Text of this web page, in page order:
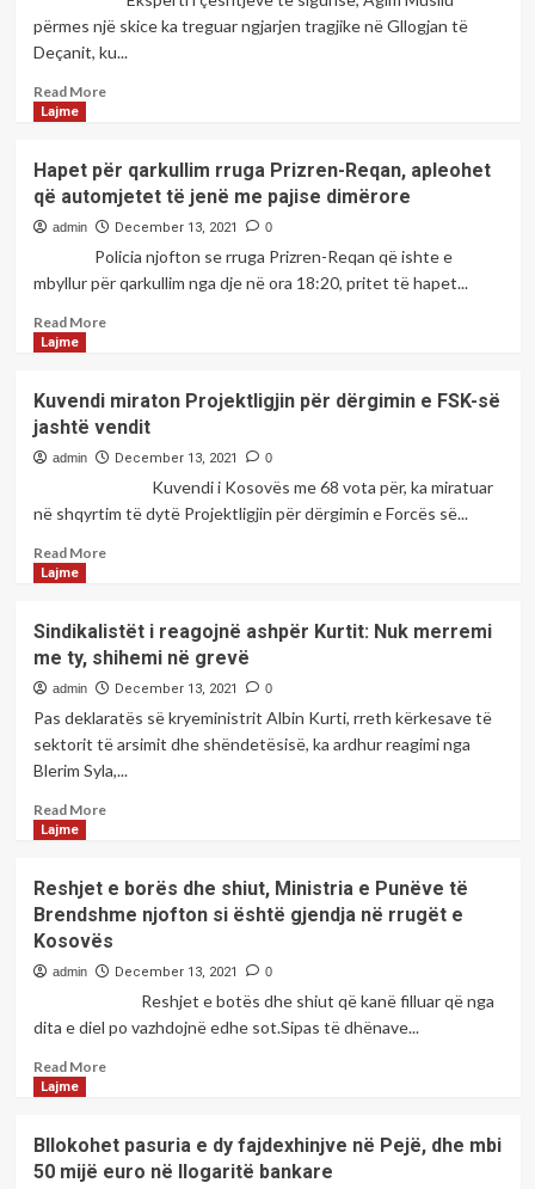
për
Kosovën
përmes një skice ka treguar ngjarjen tragjike në Gllogjan të
Deçanit, ku...
Read MoreRead
ku
u
ndal
autobusi,
është
u
arrestuan”,
eksperti
sigurisë
tregon
Gllogjan
Lajme
Hapet për qarkullim rruga Prizren-Reqan, apleohet
që automjetet të jenë me pajise dimërore
admin December 13, 2021 0
Policia njofton se rruga Prizren-Reqan që ishte e
mbyllur për qarkullim nga dje në ora 18:20, pritet të hapet...
Read MoreRead
për
qarkullim
rruga
Prizren-
apleohet
me
pajise
dimërore
Lajme
Kuvendi miraton Projektligjin për dërgimin e FSK-së
jashtë vendit
admin December 13, 2021 0
Kuvendi i Kosovës me 68 vota për, ka miratuar
në shqyrtim të dytë Projektligjin për dërgimin e Forcës së...
Read MoreRead
miraton
Projektligjin
për
dërgimin
FSK-
së
Lajme
Sindikalistët i reagojnë ashpër Kurtit: Nuk merremi
me ty, shihemi në grevë
admin December 13, 2021 0
Pas deklaratës së kryeministrit Albin Kurti, rreth kërkesave të
sektorit të arsimit dhe shëndetësisë, ka ardhur reagimi nga
Blerim Syla,...
Read MoreRead
reagojnë
ashpër
Kurtit:
merremi
me
Lajme
Reshjet e borës dhe shiut, Ministria e Punëve të
Brendshme njofton si është gjendja në rrugët e
Kosovës
admin December 13, 2021 0
Reshjet e botës dhe shiut që kanë filluar që nga
dita e diel po vazhdojnë edhe sot.Sipas të dhënave...
Read MoreRead
e
borës
Lajme
Bllokohet pasuria e dy fajdexhinjve në Pejë, dhe mbi
50 mijë euro në llogaritë bankare